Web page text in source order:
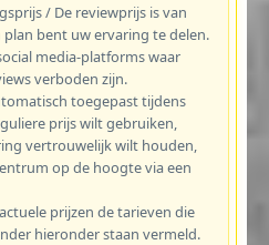
/ De reviewprijs is van
bent uw ervaring te delen.
media-platforms waar
verboden zijn.
toegepast tijdens
prijs wilt gebruiken,
vertrouwelijk wilt houden,
op de hoogte via een
prijzen de tarieven die
hieronder staan vermeld.